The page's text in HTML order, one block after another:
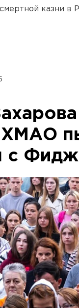
казни в
ХМАО
с